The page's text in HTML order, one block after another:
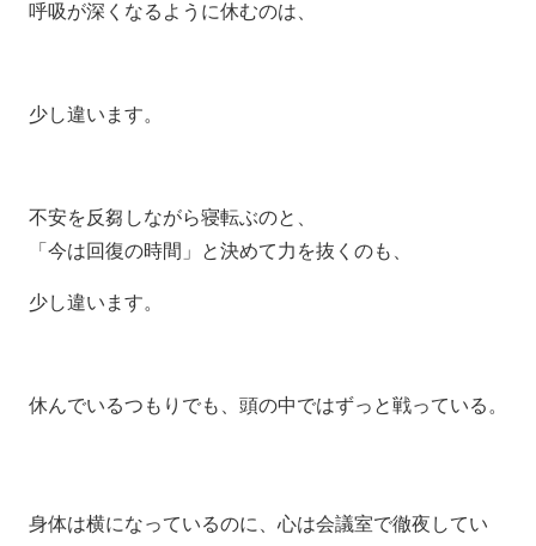
呼吸が深くなるように休むのは、
少し違います。
不安を反芻しながら寝転ぶのと、
「今は回復の時間」と決めて力を抜くのも、
少し違います。
休んでいるつもりでも、 頭の中ではずっと戦っている。
身体は横になっているのに、心は会議室で徹夜してい